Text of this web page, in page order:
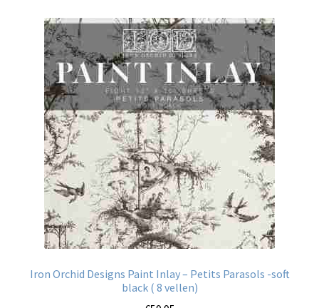
Iron Orchid Designs Paint Inlay – Petits Parasols -soft
black ( 8 vellen)